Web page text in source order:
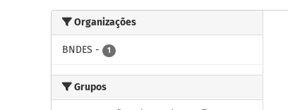
Organizações
BNDES - 1
Grupos